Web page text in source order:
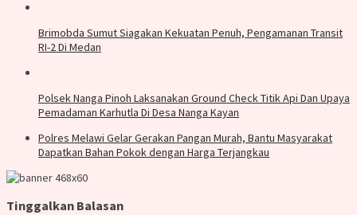
Brimobda Sumut Siagakan Kekuatan Penuh, Pengamanan Transit
RI-2 Di Medan
Polsek Nanga Pinoh Laksanakan Ground Check Titik Api Dan Upaya
Pemadaman Karhutla Di Desa Nanga Kayan
Polres Melawi Gelar Gerakan Pangan Murah, Bantu Masyarakat
Dapatkan Bahan Pokok dengan Harga Terjangkau
Tinggalkan Balasan